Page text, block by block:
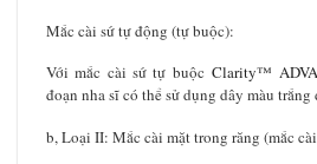
Mắc cài sứ tự động (tự buộc):
Với mắc cài sứ tự buộcClarity™
đoạn nha sĩ có thể sử dụng dây màu
b, Loại II: Mắc cài mặt trong răng (mắc